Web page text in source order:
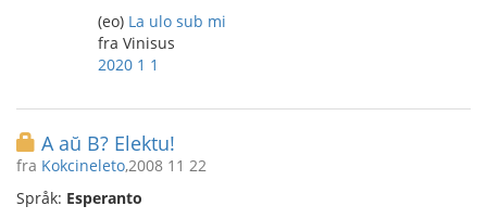
(eo) La ulo sub mi
fra Vinisus
2020 1 1
A aŭ B? Elektu!
fra Kokcineleto,2008 11 22
Språk: Esperanto